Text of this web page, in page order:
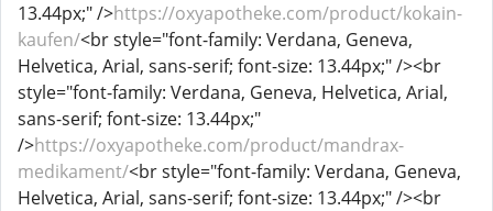
13.44px;" />https://oxyapotheke.com/product/kokain-
kaufen/<br style="font-family: Verdana, Geneva,
Helvetica, Arial, sans-serif; font-size: 13.44px;" /><br
style="font-family: Verdana, Geneva, Helvetica, Arial,
sans-serif; font-size: 13.44px;"
/>https://oxyapotheke.com/product/mandrax-
medikament/<br style="font-family: Verdana, Geneva,
Helvetica, Arial, sans-serif; font-size: 13.44px;" /><br